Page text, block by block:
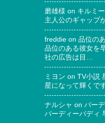
磨雄様 on キルミ
主人公のギャップ
freddie on 品位の
品位のある彼女を
社の広告は目…
ミヨン on TV小説
星になって輝くで
ナルシャ on バー
バーディーバディ